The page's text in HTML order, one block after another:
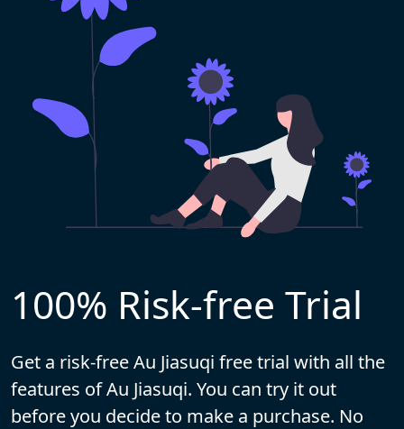
100% Risk-free Trial
Get a risk-free Au Jiasuqi free trial with all the
features of Au Jiasuqi. You can try it out
before you decide to make a purchase. No